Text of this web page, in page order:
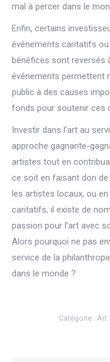
mal à percer dans le
Enfin, certains
événements caritatifs
bénéfices sont reversés
événements permettent
public à des causes
fonds pour soutenir ces
Investir dans l’art au
approche gagnante-
artistes tout en
ce soit en faisant don
les artistes locaux, ou
caritatifs, il existe de
passion pour l’art avec
Alors pourquoi ne pas
service de la
dans le monde ?
Catégorie : Art